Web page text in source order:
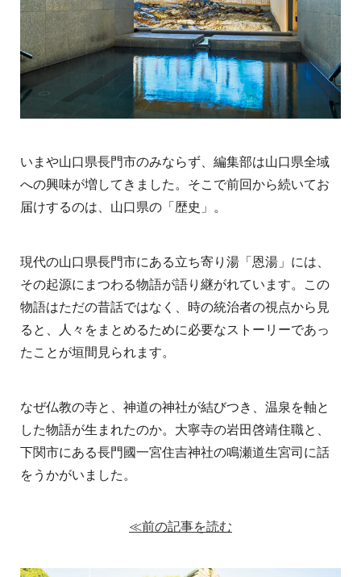
いまや山口県長門市のみならず、編集部は山口県全域
への興味が増してきました。そこで前回から続いてお
届けするのは、山口県の「歴史」。
現代の山口県長門市にある立ち寄り湯「恩湯」には、
その起源にまつわる物語が語り継がれています。この
物語はただの昔話ではなく、時の統治者の視点から見
ると、人々をまとめるために必要なストーリーであっ
たことが垣間見られます。
なぜ仏教の寺と、神道の神社が結びつき、温泉を軸と
した物語が生まれたのか。大寧寺の岩田啓靖住職と、
下関市にある長門國一宮住吉神社の鳴瀬道生宮司に話
をうかがいました。
≪前の記事を読む